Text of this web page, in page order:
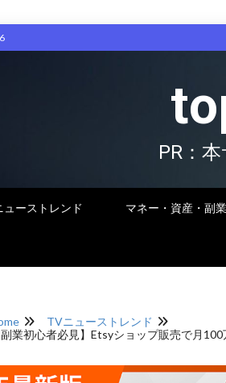
PR：
ューストレンド マネー・資産・副業
TVニューストレンド
副業初心者必見】Etsyショップ販売で月